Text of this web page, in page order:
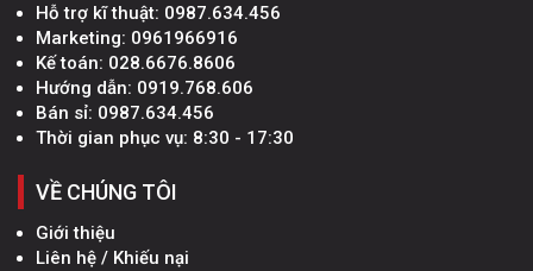
Hỗ trợ kĩ thuật: 0987.634.456
Marketing: 0961966916
Kế toán: 028.6676.8606
Hướng dẫn: 0919.768.606
Bán sỉ: 0987.634.456
Thời gian phục vụ: 8:30 - 17:30
VỀ CHÚNG TÔI
Giới thiệu
Liên hệ / Khiếu nại